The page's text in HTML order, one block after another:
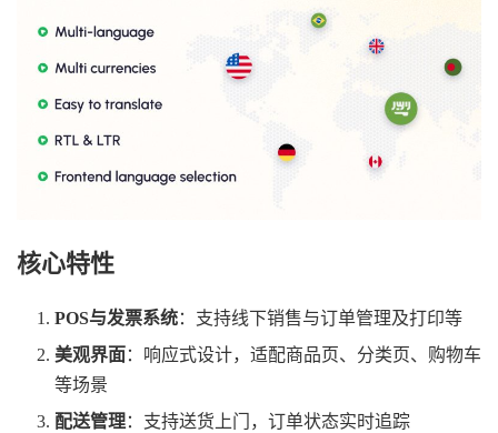
核心特性
POS与发票系统‌：支持线下销售与订单管理及打印等
美观界面‌：响应式设计，适配商品页、分类页、购物车
等场景
配送管理‌：支持送货上门，订单状态实时追踪